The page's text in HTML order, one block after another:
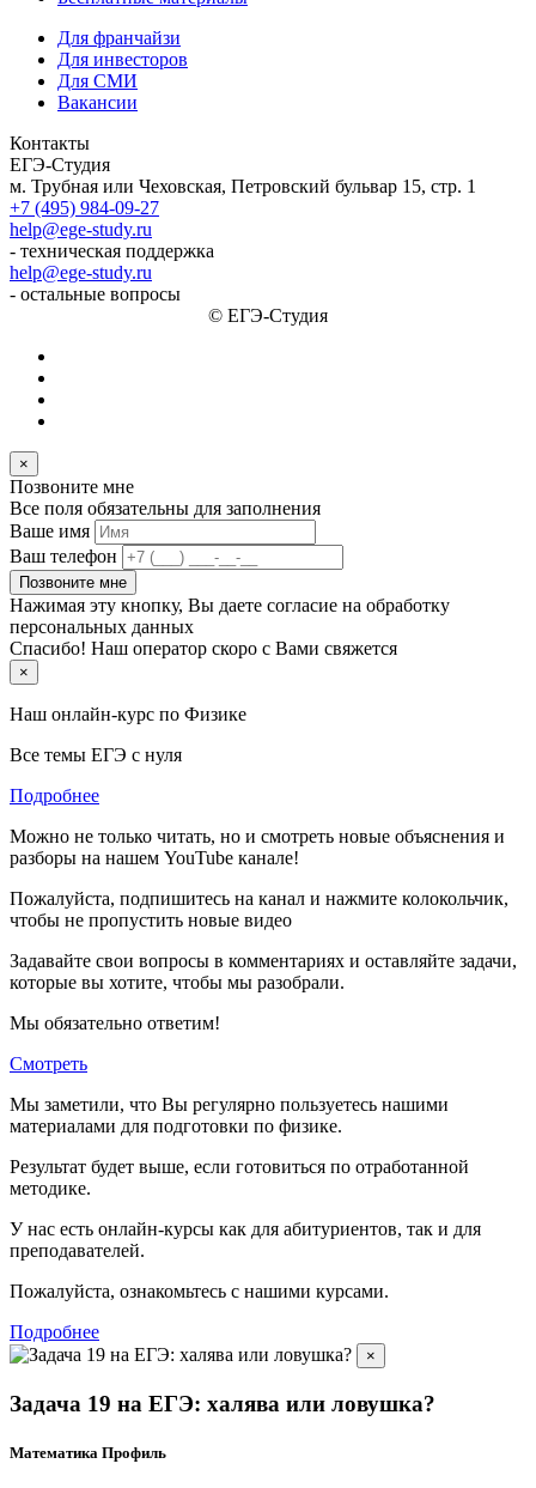
Для франчайзи
Для инвесторов
Для СМИ
Вакансии
Контакты
ЕГЭ-Студия
м. Трубная или Чеховская, Петровский бульвар 15, стр. 1
+7 (495) 984-09-27
help@ege-study.ru
- техническая поддержка
help@ege-study.ru
- остальные вопросы
© ЕГЭ-Студия
×
Позвоните мне
Все поля обязательны для заполнения
Ваше имя
Ваш телефон
Позвоните мне
Нажимая эту кнопку, Вы даете согласие на обработку
персональных данных
Спасибо! Наш оператор скоро с Вами свяжется
×
Наш онлайн-курс по Физике
Все темы ЕГЭ с нуля
Подробнее
Можно не только читать, но и смотреть новые объяснения и
разборы на нашем YouTube канале!
Пожалуйста, подпишитесь на канал и нажмите колокольчик,
чтобы не пропустить новые видео
Задавайте свои вопросы в комментариях и оставляйте задачи,
которые вы хотите, чтобы мы разобрали.
Мы обязательно ответим!
Смотреть
Мы заметили, что Вы регулярно пользуетесь нашими
материалами для подготовки по физике.
Результат будет выше, если готовиться по отработанной
методике.
У нас есть онлайн-курсы как для абитуриентов, так и для
преподавателей.
Пожалуйста, ознакомьтесь с нашими курсами.
Подробнее
×
Задача 19 на ЕГЭ: халява или ловушка?
Математика Профиль